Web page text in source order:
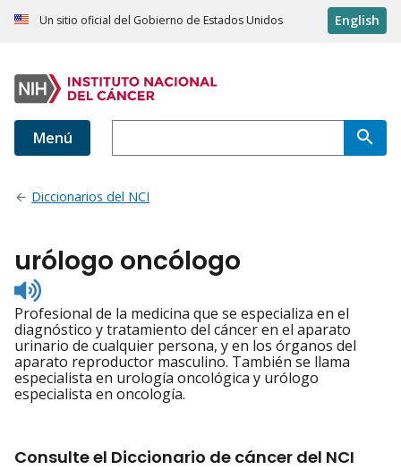
Un sitio oficial del Gobierno de Estados Unidos English
Menú
Diccionarios del NCI
urólogo oncólogo
Listen
to
pronunciation
Profesional de la medicina que se especializa en el
diagnóstico y tratamiento del cáncer en el aparato
urinario de cualquier persona, y en los órganos del
aparato reproductor masculino. También se llama
especialista en urología oncológica y urólogo
especialista en oncología.
Consulte el Diccionario de cáncer del NCI